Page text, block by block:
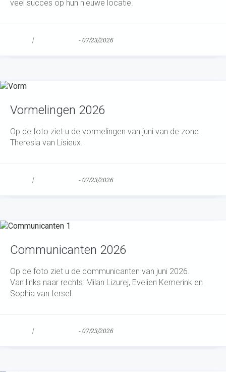
veel succes op hun nieuwe locatie.
/ - 07/23/2026
Vormelingen 2026
Op de foto ziet u de vormelingen van juni van de zone
Theresia van Lisieux.
/ - 07/23/2026
Communicanten 2026
Op de foto ziet u de communicanten van juni 2026.
Van links naar rechts: Milan Lizurej, Evelien Kemerink en
Sophia van Iersel
/ - 07/23/2026